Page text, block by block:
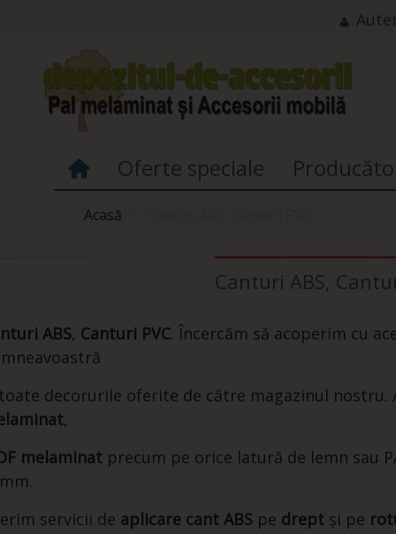
Oferte speciale
Acasă
Canturi ABS,
ABS, Canturi PVC. Încercăm să acoperim cu
decorurile oferite de către magazinul nostru.
,
melaminat precum pe orice latură de lemn sau
servicii de aplicare cant ABS pe drept și pe